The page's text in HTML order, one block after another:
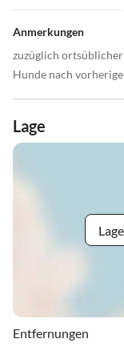
Anmerkungen
zuzüglich
Hunde nach
Lage
Entfernungen